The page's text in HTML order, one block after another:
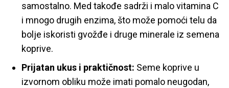
samostalno. Med takođe sadrži i malo vitamina C
i mnogo drugih enzima, što može pomoći telu da
bolje iskoristi gvožđe i druge minerale iz semena
koprive.
Prijatan ukus i praktičnost: Seme koprive u
izvornom obliku može imati pomalo neugodan,